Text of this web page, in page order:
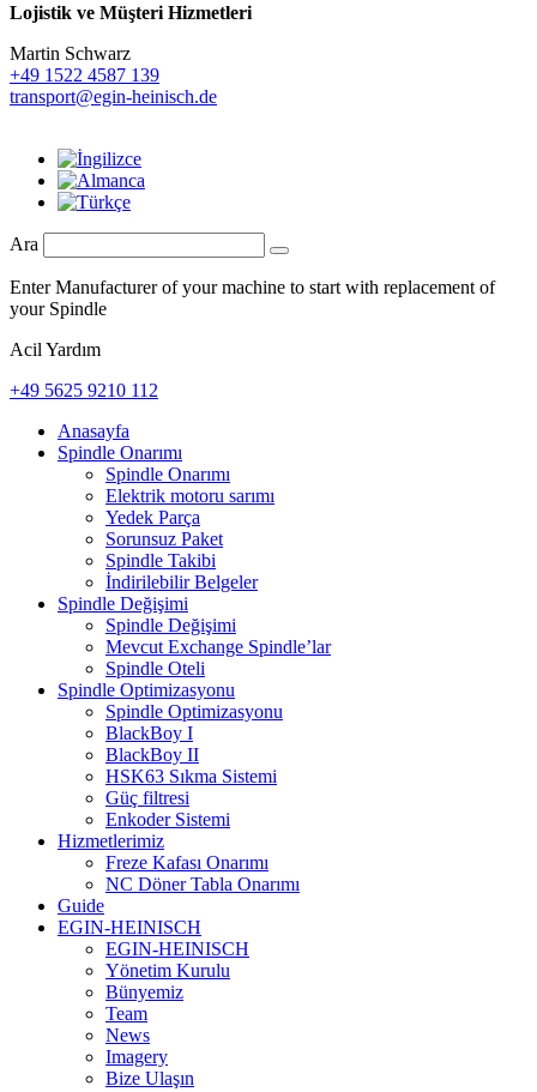
Lojistik ve Müşteri Hizmetleri
Martin Schwarz
+49 1522 4587 139
transport@egin-heinisch.de
Ara
Enter Manufacturer of your machine to start with replacement of
your Spindle
Acil Yardım
+49 5625 9210 112
Anasayfa
Spindle Onarımı
Spindle Onarımı
Elektrik motoru sarımı
Yedek Parça
Sorunsuz Paket
Spindle Takibi
İndirilebilir Belgeler
Spindle Değişimi
Spindle Değişimi
Mevcut Exchange Spindle’lar
Spindle Oteli
Spindle Optimizasyonu
Spindle Optimizasyonu
BlackBoy I
BlackBoy II
HSK63 Sıkma Sistemi
Güç filtresi
Enkoder Sistemi
Hizmetlerimiz
Freze Kafası Onarımı
NC Döner Tabla Onarımı
Guide
EGIN-HEINISCH
EGIN-HEINISCH
Yönetim Kurulu
Bünyemiz
Team
News
Imagery
Bize Ulaşın